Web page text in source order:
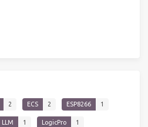
2 ECS 2 ESP8266 1
LLM 1 LogicPro 1